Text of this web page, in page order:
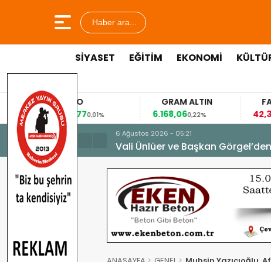
Haber ara...
SİYASET EĞİTİM EKONOMİ
EURO
53,84770,01%
GRAM ALTIN
6.168,060,22%
6 Ağustos 2026 - 05:21
Vali Ünlüer ve Başkan